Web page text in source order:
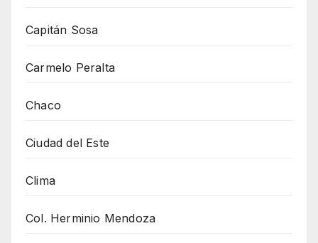
Capitán Sosa
Carmelo Peralta
Chaco
Ciudad del Este
Clima
Col. Herminio Mendoza